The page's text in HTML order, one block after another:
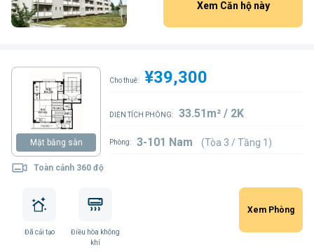
Xem Căn hộ này
Mặt bằng sàn
Toàn cảnh 360 độ
Cho thuê: ¥39,300
DIỆN TÍCH PHÒNG: 33.51m² / 2K
Phòng: 3-101 Nam (Tòa 3 / Tầng 1)
Đã cải tạo
Điều hòa không
khí
Xem Phòng